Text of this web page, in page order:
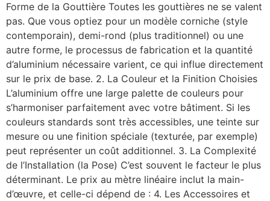
Forme de la Gouttière Toutes les gouttières ne se valent
pas. Que vous optiez pour un modèle corniche (style
contemporain), demi-rond (plus traditionnel) ou une
autre forme, le processus de fabrication et la quantité
d’aluminium nécessaire varient, ce qui influe directement
sur le prix de base. 2. La Couleur et la Finition Choisies
L’aluminium offre une large palette de couleurs pour
s’harmoniser parfaitement avec votre bâtiment. Si les
couleurs standards sont très accessibles, une teinte sur
mesure ou une finition spéciale (texturée, par exemple)
peut représenter un coût additionnel. 3. La Complexité
de l’Installation (la Pose) C’est souvent le facteur le plus
déterminant. Le prix au mètre linéaire inclut la main-
d’œuvre, et celle-ci dépend de : 4. Les Accessoires et